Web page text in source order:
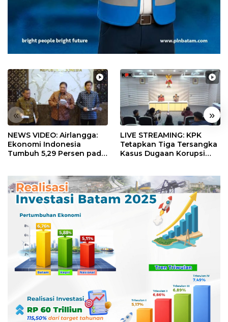
« »
NEWS VIDEO: Airlangga:
Ekonomi Indonesia
Tumbuh 5,29 Persen pada
LIVE STREAMING: KPK
Tetapkan Tiga Tersangka
Kasus Dugaan Korupsi